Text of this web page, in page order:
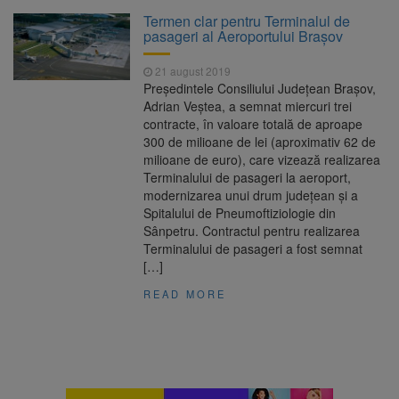
propriul record mondial. Betty Bromage a
zburat din nou pe aripa unui avion
9 august 2026
Avocații fraților Andrew și
Tristan Tate cer eliberarea lor pe cauțiune în
Se schimbă examenul de
medic specialist. Subiecte unice în toată țara,
aceeași oră și același barem
Se schimbă regulile pentru
capsulele de cafea și ambalajele de unică
folosință. Noul regulament UE se aplică din 12
Termen clar pentru Terminalul de
pasageri al Aeroportului Brașov
21 august 2019
Preşedintele Consiliului Judeţean Braşov,
Adrian Veştea, a semnat miercuri trei
contracte, în valoare totală de aproape
300 de milioane de lei (aproximativ 62 de
milioane de euro), care vizează realizarea
Terminalului de pasageri la aeroport,
modernizarea unui drum judeţean şi a
Spitalului de Pneumoftiziologie din
Sânpetru. Contractul pentru realizarea
Terminalului de pasageri a fost semnat
[…]
READ MORE